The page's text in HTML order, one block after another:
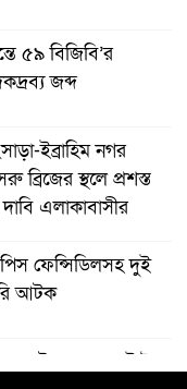
৫৯ বিজিবি’র
জব্দ
ইব্রাহিম নগর
ব্রিজের স্থলে প্রশস্ত
দাবি এলাকাবাসীর
ফেন্সিডিলসহ দুই
আটক
টাকা মূল্যের ট্রাক্টর